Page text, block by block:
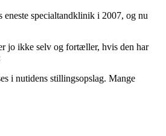
specialtandklinik i 2007, og nu
jo ikke selv og fortæller, hvis den har
i nutidens stillingsopslag. Mange